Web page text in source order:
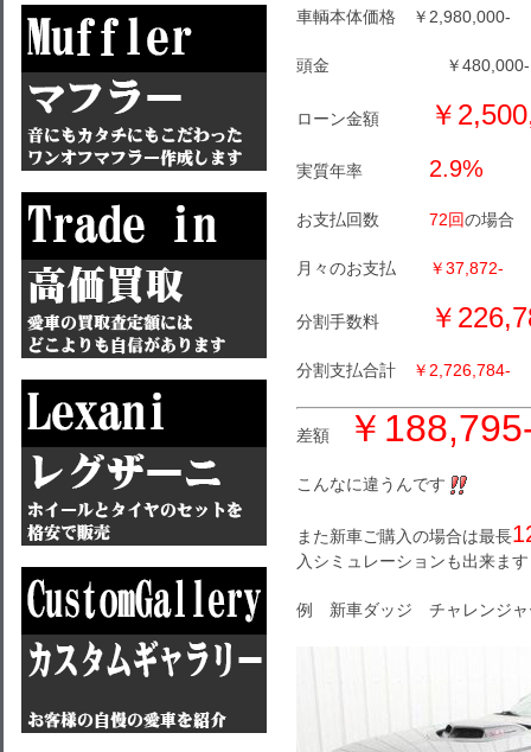
車輌本体価格 ￥2,980,000-
頭金 ￥480,000-
ローン金額 ￥
実質年率 2.9%
お支払回数 72回の場合
月々のお支払 ￥37,872-
分割手数料 ￥
分割支払合計 ￥2,726,784-
差額 ￥
こんなに違うんです
また新車ご購入の場合は最長
入シミュレーションも出来ます
例 新車ダッジ チャレンジャ